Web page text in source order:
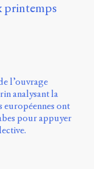
printemps
l’ouvrage
analysant la
européennes ont
pour appuyer